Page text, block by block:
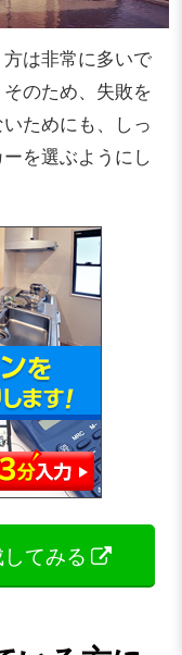
は非常に多いで
のため、失敗を
ためにも、しっ
を選ぶようにし
てみる